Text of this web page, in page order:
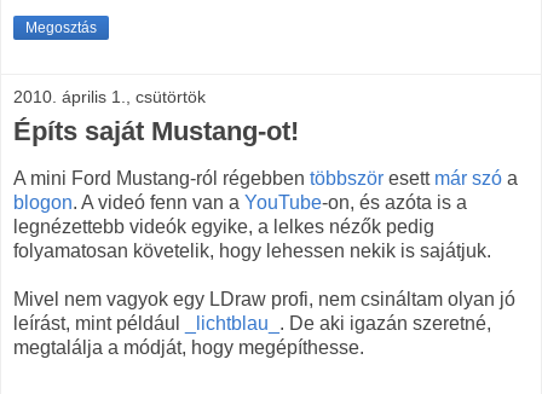
Megosztás
2010. április 1., csütörtök
Építs saját Mustang-ot!
A mini Ford Mustang-ról régebben többször esett már szó a
blogon. A videó fenn van a YouTube-on, és azóta is a
legnézettebb videók egyike, a lelkes nézők pedig
folyamatosan követelik, hogy lehessen nekik is sajátjuk.
Mivel nem vagyok egy LDraw profi, nem csináltam olyan jó
leírást, mint például
_lichtblau_ . De aki igazán szeretné,
megtalálja a módját, hogy megépíthesse.